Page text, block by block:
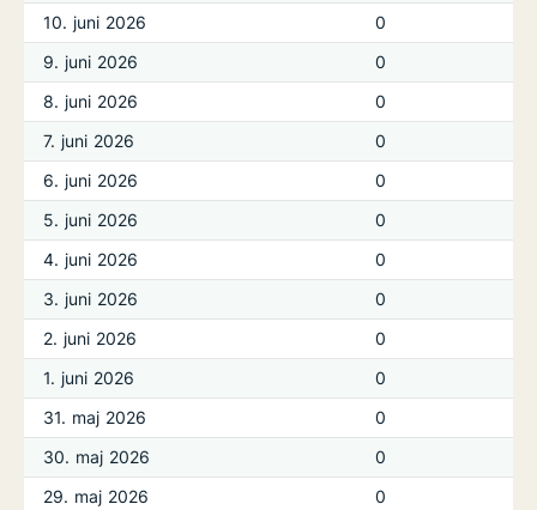
10. juni 2026
0
9. juni 2026
0
8. juni 2026
0
7. juni 2026
0
6. juni 2026
0
5. juni 2026
0
4. juni 2026
0
3. juni 2026
0
2. juni 2026
0
1. juni 2026
0
31. maj 2026
0
30. maj 2026
0
29. maj 2026
0